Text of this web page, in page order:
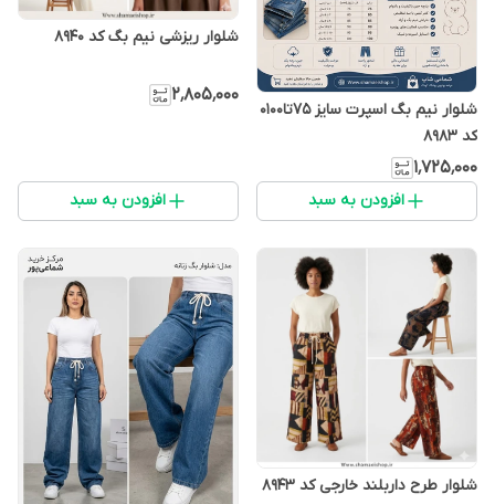
شلوار نیم بگ اسپرت سایز ۷۵تا۰۱۰۰
کد 8983
۱٬۷۲۵٬۰۰۰
افزودن به سبد
شلوار ریزشی نیم بگ کد ۸۹۴۰
۲٬۸۰۵٬۰۰۰
افزودن به سبد
شلوار طرح داربلند خارجی کد ۸۹۴۳